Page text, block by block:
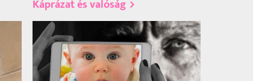
Káprázat és valóság